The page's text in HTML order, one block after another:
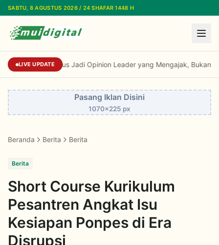
Lewati ke konten utama
SABTU, 8 AGUSTUS 2026 / 24 SHAFAR 1448 H
LIVE UPDATE Kiai Cholil: Dai Harus Jadi Opinion Leader
Pasang Iklan Disini
1070x225 px
Beranda Berita Berita
Berita
Short Course Kurikulum
Pesantren Angkat Isu
Kesiapan Ponpes di Era
Disrupsi